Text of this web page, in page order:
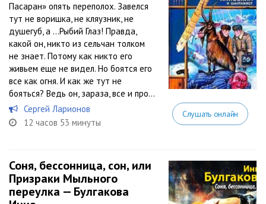
Пасаран» опять переполох. Завелся
тут не воришка, не кляузник, не
душегуб, а …Рыбий Глаз! Правда,
какой он, никто из сельчан толком
не знает. Потому как никто его
живьем еще не видел. Но боятся его
все как огня. И как же тут не
бояться? Ведь он, зараза, все и про...
Сергей Ларионов
12 часов 53 минуты
Слушать онлайн
Соня, бессонница, сон, или
Призраки Мыльного
переулка — Булгакова